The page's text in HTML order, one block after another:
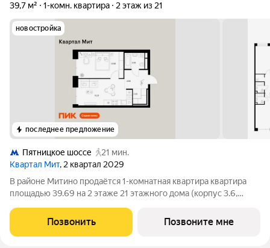
39,7 м²
1-комн. квартира 2 этаж из 21
новостройка
последнее предложение
Пятницкое шоссе
21 мин.
Квартал Мит, 2 квартал 2029
В районе Митино продаётся 1-комнатная квартира квартира
площадью 39.69 на 2 этаже 21 этажного дома (корпус 3.6,
расположение 20 минут пешком до станции метро
«Пятницкое шоссе». 8 минут на автомобиле до
Позвонить Позвоните мне